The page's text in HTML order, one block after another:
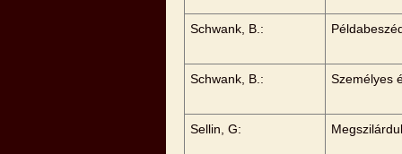
Schwank, B.:
Schwank, B.: Személyes
Sellin, G: